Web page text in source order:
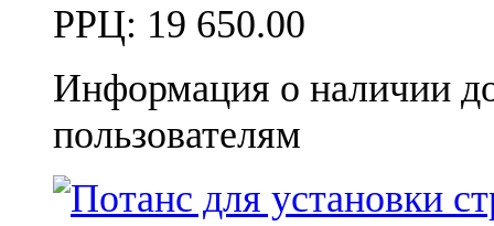
РРЦ: 19 650.00
Информация о наличии
пользователям